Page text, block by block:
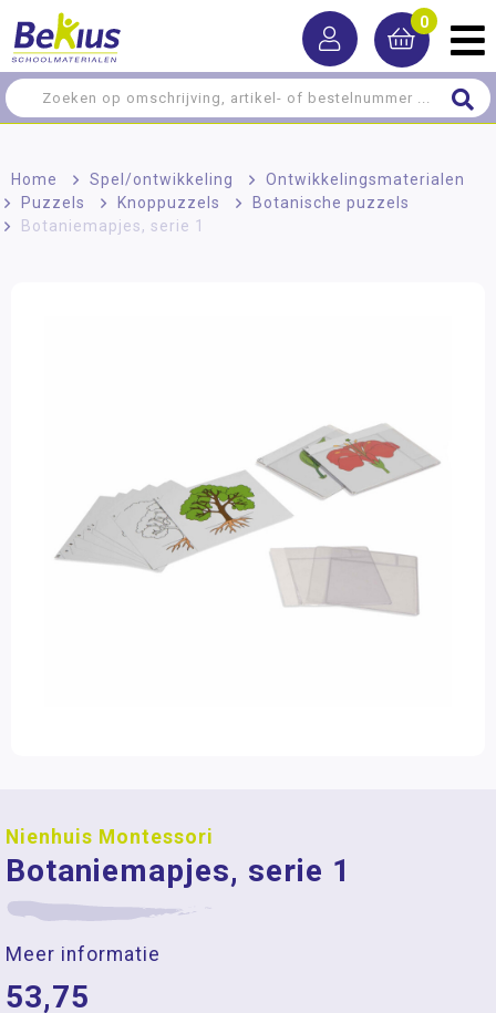
0
Home > Spel/ontwikkeling > Ontwikkelingsmaterialen
Puzzels
> Knoppuzzels > Botanische puzzels
Botaniemapjes, serie 1
Nienhuis Montessori
Botaniemapjes, serie 1
Meer informatie
53,75